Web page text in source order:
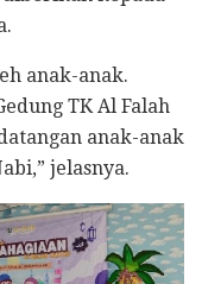
anak-anak.
TK Al Falah
anak-anak
jelasnya.